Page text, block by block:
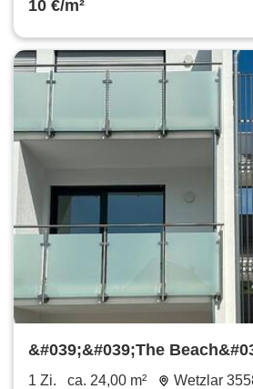
10 €/m²
&#039;&#039;The
Apartment
1 Zi. ca. 24,00 m² Wetzlar